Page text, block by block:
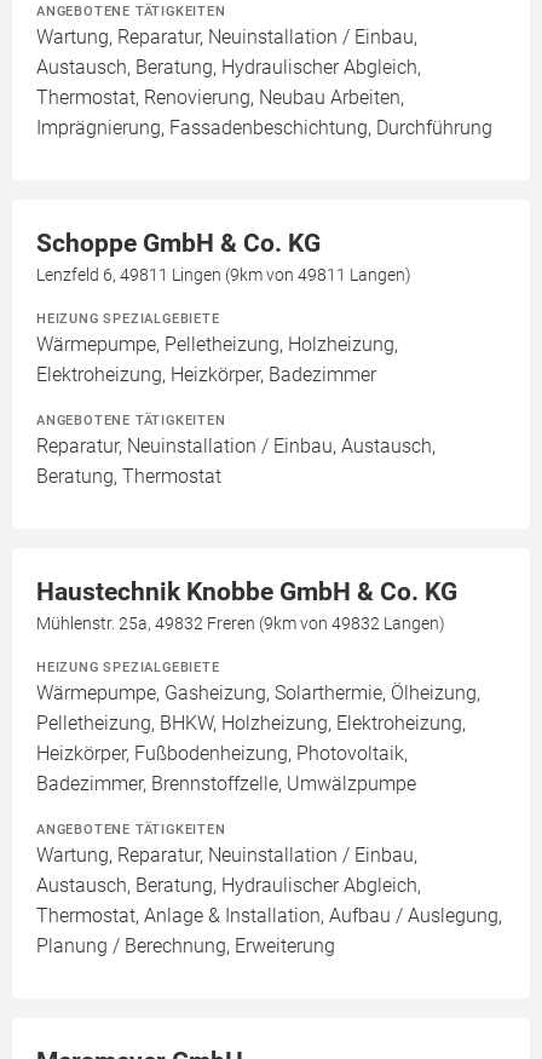
ANGEBOTENE TÄTIGKEITEN
Wartung, Reparatur, Neuinstallation / Einbau,
Austausch, Beratung, Hydraulischer Abgleich,
Thermostat, Renovierung, Neubau Arbeiten,
Imprägnierung, Fassadenbeschichtung, Durchführung
Schoppe GmbH & Co. KG
Lenzfeld 6, 49811 Lingen (9km von 49811 Langen)
HEIZUNG SPEZIALGEBIETE
Wärmepumpe, Pelletheizung, Holzheizung,
Elektroheizung, Heizkörper, Badezimmer
ANGEBOTENE TÄTIGKEITEN
Reparatur, Neuinstallation / Einbau, Austausch,
Beratung, Thermostat
Haustechnik Knobbe GmbH & Co. KG
Mühlenstr. 25a, 49832 Freren (9km von 49832 Langen)
HEIZUNG SPEZIALGEBIETE
Wärmepumpe, Gasheizung, Solarthermie, Ölheizung,
Pelletheizung, BHKW, Holzheizung, Elektroheizung,
Heizkörper, Fußbodenheizung, Photovoltaik,
Badezimmer, Brennstoffzelle, Umwälzpumpe
ANGEBOTENE TÄTIGKEITEN
Wartung, Reparatur, Neuinstallation / Einbau,
Austausch, Beratung, Hydraulischer Abgleich,
Thermostat, Anlage & Installation, Aufbau / Auslegung,
Planung / Berechnung, Erweiterung